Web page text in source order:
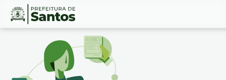
Ir
Conteúdo